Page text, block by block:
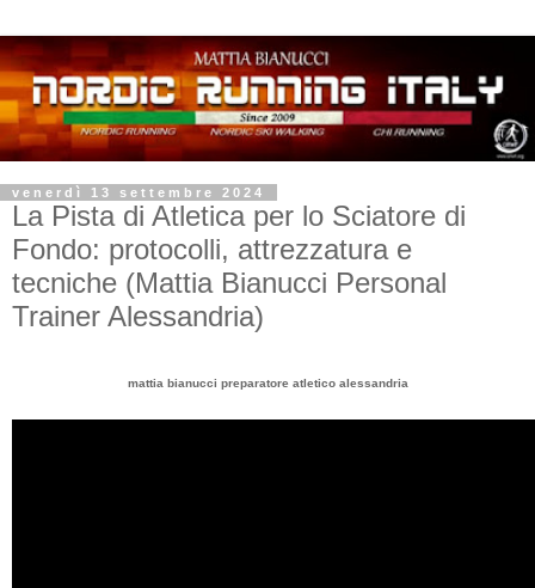
venerdì 13 settembre 2024
La Pista di Atletica per lo Sciatore di
Fondo: protocolli, attrezzatura e
tecniche (Mattia Bianucci Personal
Trainer Alessandria)
mattia bianucci preparatore atletico alessandria